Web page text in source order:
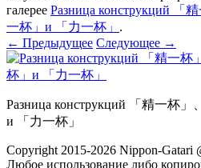
галерее Разница конструкций 「
一杯」и 「力一杯」 .
← Предыдущее Следующее →
Разница конструкций 「精一杯」
и 「力一杯」
Copyright 2015-2026 Nippon-Gatari
Любое использование либо